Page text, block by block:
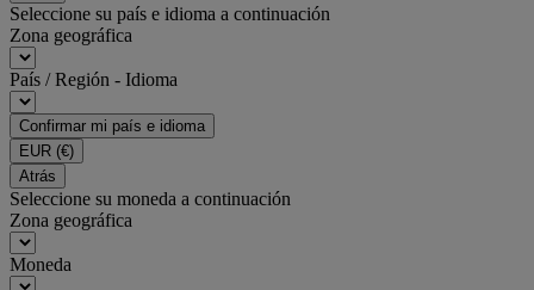
Seleccione su país e idioma a continuación
Zona geográfica
País / Región - Idioma
Confirmar mi país e idioma
EUR (€)
Atrás
Seleccione su moneda a continuación
Zona geográfica
Moneda